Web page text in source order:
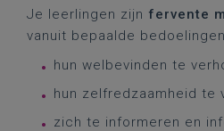
Je leerlingen zijn fervente
vanuit bepaalde
hun welbevinden te
hun zelfredzaamheid te
zich te informeren en